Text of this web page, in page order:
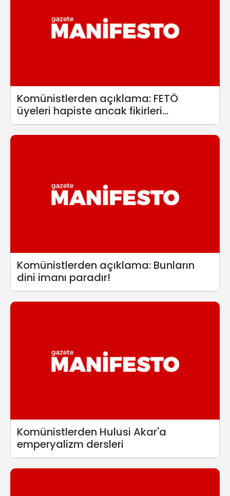
Komünistlerden açıklama: FETÖ
üyeleri hapiste ancak fikirleri
iktidardadır!
Komünistlerden açıklama: Bunların
dini imanı paradır!
Komünistlerden Hulusi Akar'a
emperyalizm dersleri